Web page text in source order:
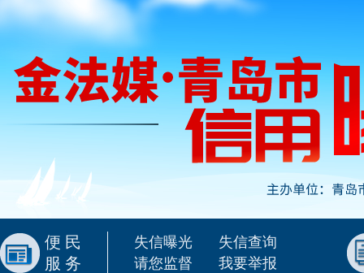
便民
服务
失信曝光
失信查询
请您监督
我要举报